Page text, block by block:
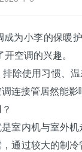
成为小李的保暖
空调的兴趣。
使用习惯、温
连接管居然能影
内机与室外机
通过较大的制